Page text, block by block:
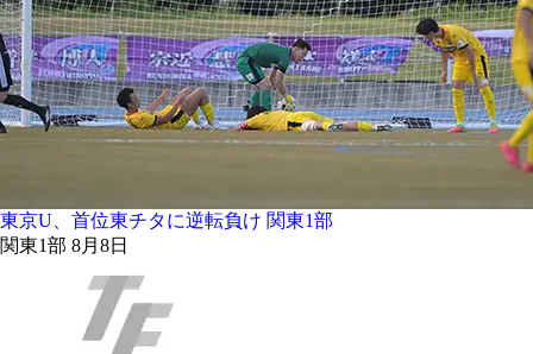
東京U、首位東チタに逆転負け 関東1部
関東1部 8月8日